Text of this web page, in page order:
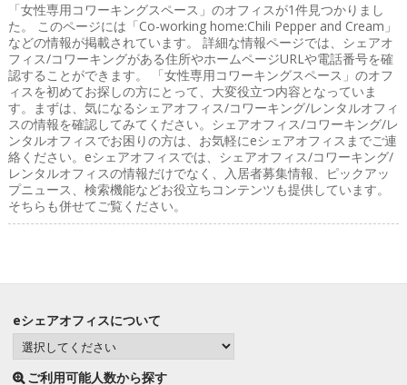
「女性専用コワーキングスペース」のオフィスが1件見つかりまし
た。 このページには「Co-working home:Chili Pepper and Cream」
などの情報が掲載されています。 詳細な情報ページでは、シェアオ
フィス/コワーキングがある住所やホームページURLや電話番号を確
認することができます。 「女性専用コワーキングスペース」のオフ
ィスを初めてお探しの方にとって、大変役立つ内容となっていま
す。まずは、気になるシェアオフィス/コワーキング/レンタルオフィ
スの情報を確認してみてください。シェアオフィス/コワーキング/レ
ンタルオフィスでお困りの方は、お気軽にeシェアオフィスまでご連
絡ください。eシェアオフィスでは、シェアオフィス/コワーキング/
レンタルオフィスの情報だけでなく、入居者募集情報、ピックアッ
プニュース、検索機能などお役立ちコンテンツも提供しています。
そちらも併せてご覧ください。
eシェアオフィスについて
ご利用可能人数から探す